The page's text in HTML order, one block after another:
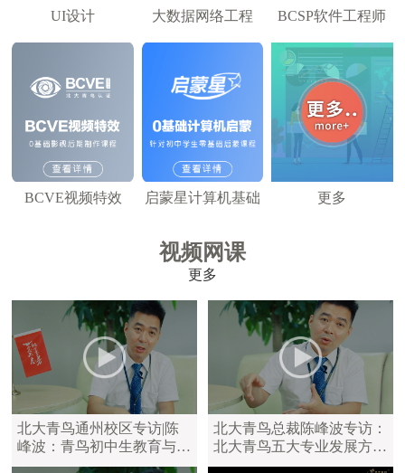
UI设计 大数据网络工程 BCSP软件工程师
BCVE视频特效 启蒙星计算机基础 更多
视频网课
更多
北大青鸟通州校区专访|陈
峰波：青鸟初中生教育与中
职教育区别
北大青鸟总裁陈峰波专访：
北大青鸟五大专业发展方
向，满足学员不同学习需求